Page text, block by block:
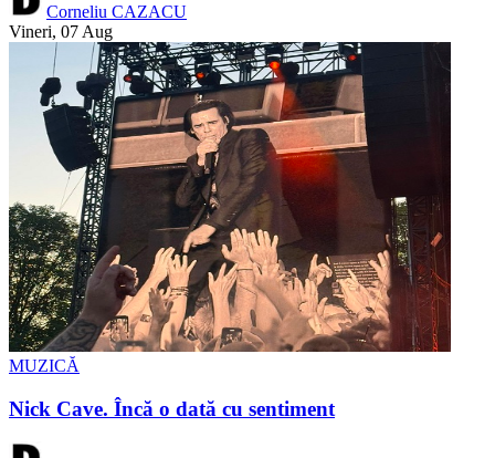
Corneliu CAZACU
Vineri, 07 Aug
MUZICĂ
Nick Cave. Încă o dată cu sentiment